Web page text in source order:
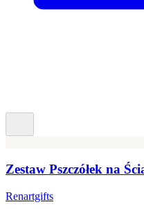
Zestaw Pszczółek na
Renartgifts